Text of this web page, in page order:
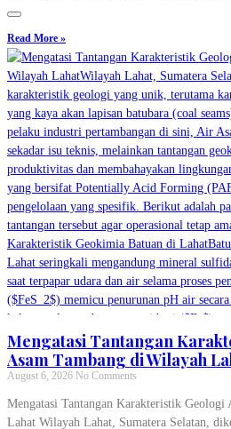
Read More »
Mengatasi Tantangan
Asam Tambang di Wilayah
August 6, 2026 No Comments
Mengatasi Tantangan Karakteristik
Lahat Wilayah Lahat, Sumatera Selatan,